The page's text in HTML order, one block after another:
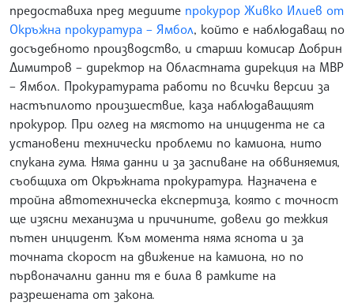
предоставиха пред медиите прокурор Живко Илиев от
Окръжна прокуратура – Ямбол, който е наблюдаващ по
досъдебното производство, и старши комисар Добрин
Димитров – директор на Областната дирекция на МВР
– Ямбол. Прокуратурата работи по всички версии за
настъпилото произшествие, каза наблюдаващият
прокурор. При оглед на мястото на инцидента не са
установени технически проблеми по камиона, нито
спукана гума. Няма данни и за заспиване на обвиняемия,
съобщиха от Окръжната прокуратура. Назначена е
тройна автотехническа експертиза, която с точност
ще изясни механизма и причините, довели до тежкия
пътен инцидент. Към момента няма яснота и за
точната скорост на движение на камиона, но по
първоначални данни тя е била в рамките на
разрешената от закона.